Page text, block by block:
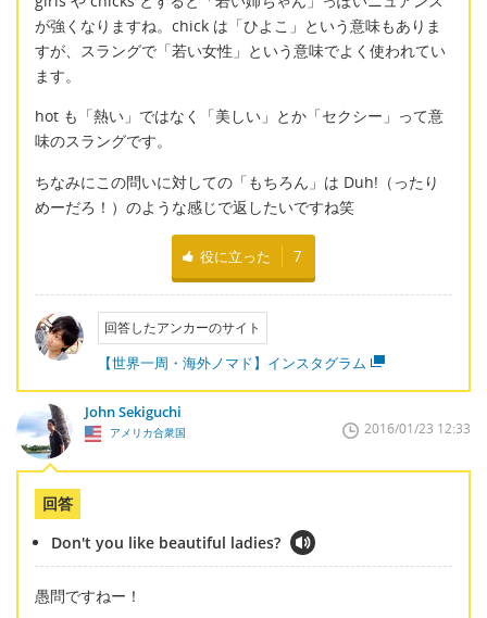
が強くなりますね。chick は「ひよこ」という意味もありま
すが、スラングで「若い女性」という意味でよく使われてい
ます。
hot も「熱い」ではなく「美しい」とか「セクシー」って意
味のスラングです。
ちなみにこの問いに対しての「もちろん」は Duh!（ったり
めーだろ！）のような感じで返したいですね笑
役に立った 7
回答したアンカーのサイト
【世界一周・海外ノマド】インスタグラム
John Sekiguchi
アメリカ合衆国 2016/01/23 12:33
回答
Don't you like beautiful ladies?
愚問ですねー！